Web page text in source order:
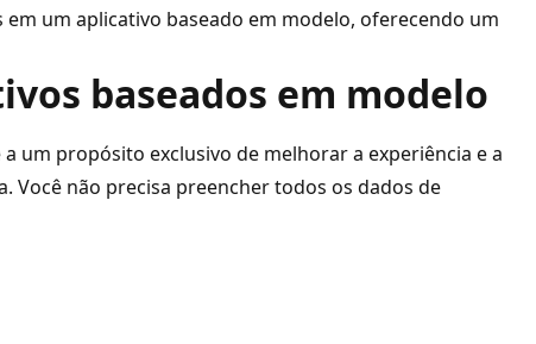
um aplicativo baseado em modelo, oferecendo um
baseados em modelo
um propósito exclusivo de melhorar a experiência e a
não precisa preencher todos os dados de